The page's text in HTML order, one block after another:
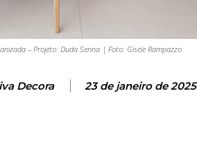
– Projeto: Duda Senna | Foto: Gisele Rampazzo
Decora 23 de janeiro de 2025